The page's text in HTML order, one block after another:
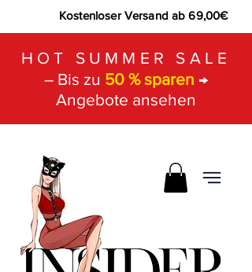
Kostenloser Versand ab 69,00€
HOT SUMMER SALE
– Bis zu 50 % sparen →
Angebote ansehen